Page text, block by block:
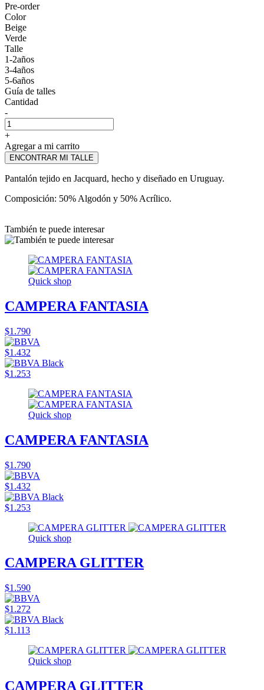
Pre-order
Color
Beige
Verde
Talle
1-2años
3-4años
5-6años
Guía de talles
Cantidad
-
+
Agregar a mi carrito
ENCONTRAR MI TALLE
Pantalón tejido en Jacquard, hecho y diseñado en Uruguay.
Composición: 50% Algodón y 50% Acrílico.
También te puede interesar
Quick shop
CAMPERA FANTASIA
$1.790
$1.432
$1.253
Quick shop
CAMPERA FANTASIA
$1.790
$1.432
$1.253
Quick shop
CAMPERA GLITTER
$1.590
$1.272
$1.113
Quick shop
CAMPERA GLITTER